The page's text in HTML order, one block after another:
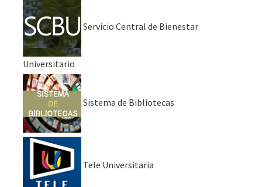
Servicio Central de Bienestar
Universitario
Sistema de Bibliotecas
Tele Universitaria